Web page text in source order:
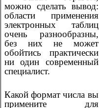
можно сделать вывод:
области применения
электронных таблиц
очень разнообразны,
без них не может
обойтись практически
ни один современный
специалист.
Какой формат числа вы
примените для